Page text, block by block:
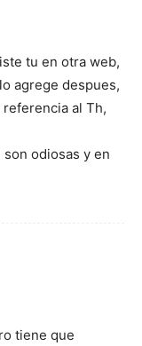
tu en otra web,
agrege despues,
al Th,
odiosas y en
tiene que